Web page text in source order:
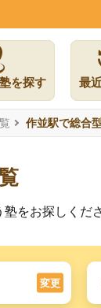
を探す 最
作並駅で総合
をお探しくださ
変更